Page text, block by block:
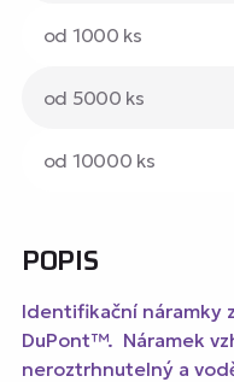
od 1000 ks
od 5000 ks
od 10000 ks
POPIS
Identifikační náramky
DuPont™. Náramek
neroztrhnutelný a